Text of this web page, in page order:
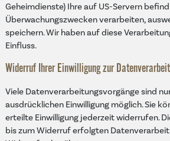
Geheimdienste) Ihre auf US-Servern
Überwachungszwecken verarbeiten,
speichern. Wir haben auf diese
Einfluss.
Widerruf Ihrer Einwilligung zur
Viele Datenverarbeitungsvorgänge sind
ausdrücklichen Einwilligung möglich. Sie
erteilte Einwilligung jederzeit widerrufen.
bis zum Widerruf erfolgten